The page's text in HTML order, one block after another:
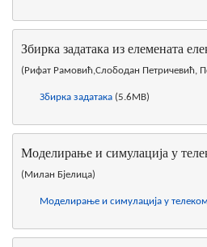
Збирка задатака из елемената
(Рифат Рамовић,Слободан Петричевић,
Збирка задатака (5.6MB)
Моделирање и симулација у
(Милан Бјелица)
Моделирање и симулација у